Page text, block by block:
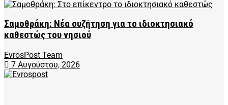
Σαμοθράκη: Νέα συζήτηση για το ιδιοκτησιακό
καθεστώς του νησιού
EvrosPost Team
7 Αυγούστου, 2026